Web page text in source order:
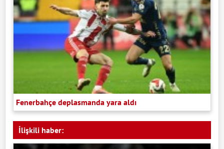
Fenerbahçe deplasmanda yara aldı
İlişkili haber: